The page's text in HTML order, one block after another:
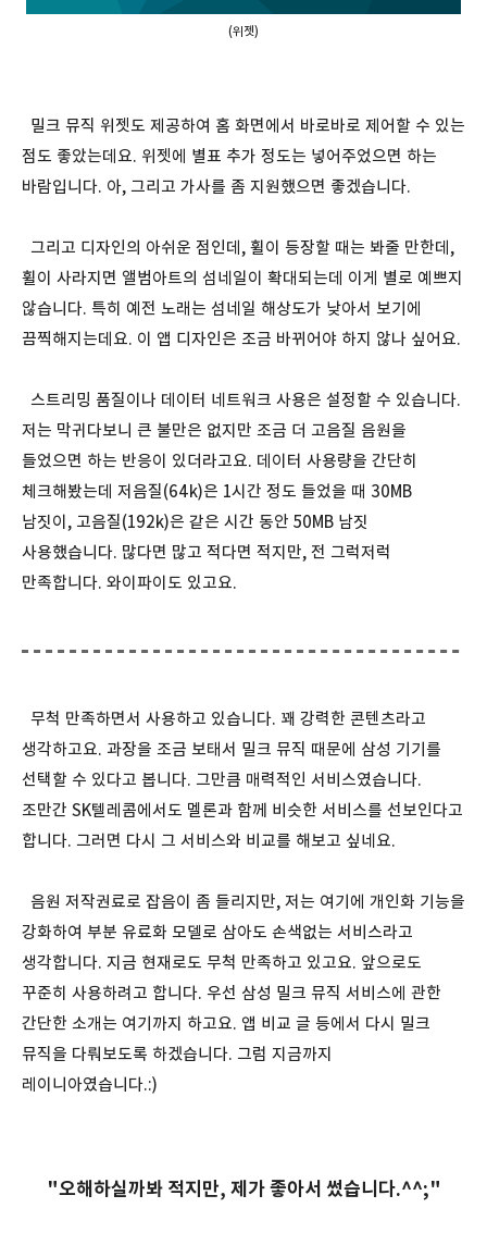
(위젯)
밀크 뮤직 위젯도 제공하여 홈 화면에서 바로바로 제어할 수 있는
점도 좋았는데요. 위젯에 별표 추가 정도는 넣어주었으면 하는
바람입니다. 아, 그리고 가사를 좀 지원했으면 좋겠습니다.
그리고 디자인의 아쉬운 점인데, 휠이 등장할 때는 봐줄 만한데,
휠이 사라지면 앨범아트의 섬네일이 확대되는데 이게 별로 예쁘지
않습니다. 특히 예전 노래는 섬네일 해상도가 낮아서 보기에
끔찍해지는데요. 이 앱 디자인은 조금 바뀌어야 하지 않나 싶어요.
스트리밍 품질이나 데이터 네트워크 사용은 설정할 수 있습니다.
저는 막귀다보니 큰 불만은 없지만 조금 더 고음질 음원을
들었으면 하는 반응이 있더라고요. 데이터 사용량을 간단히
체크해봤는데 저음질(64k)은 1시간 정도 들었을 때 30MB
남짓이, 고음질(192k)은 같은 시간 동안 50MB 남짓
사용했습니다. 많다면 많고 적다면 적지만, 전 그럭저럭
만족합니다. 와이파이도 있고요.
무척 만족하면서 사용하고 있습니다. 꽤 강력한 콘텐츠라고
생각하고요. 과장을 조금 보태서 밀크 뮤직 때문에 삼성 기기를
선택할 수 있다고 봅니다. 그만큼 매력적인 서비스였습니다.
조만간 SK텔레콤에서도 멜론과 함께 비슷한 서비스를 선보인다고
합니다. 그러면 다시 그 서비스와 비교를 해보고 싶네요.
음원 저작권료로 잡음이 좀 들리지만, 저는 여기에 개인화 기능을
강화하여 부분 유료화 모델로 삼아도 손색없는 서비스라고
생각합니다. 지금 현재로도 무척 만족하고 있고요. 앞으로도
꾸준히 사용하려고 합니다. 우선 삼성 밀크 뮤직 서비스에 관한
간단한 소개는 여기까지 하고요. 앱 비교 글 등에서 다시 밀크
뮤직을 다뤄보도록 하겠습니다. 그럼 지금까지
레이니아였습니다.:)
"오해하실까봐 적지만, 제가 좋아서 썼습니다.^^;"